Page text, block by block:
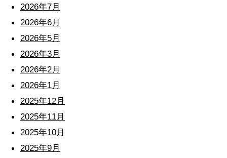
2026年7月
2026年6月
2026年5月
2026年3月
2026年2月
2026年1月
2025年12月
2025年11月
2025年10月
2025年9月